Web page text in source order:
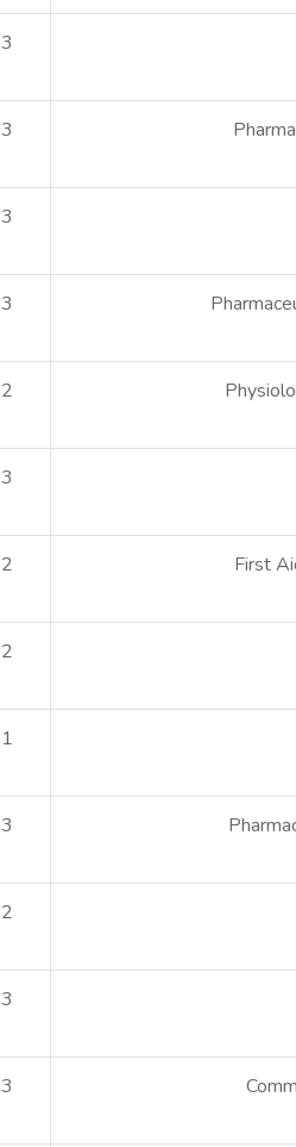
3
3
3
3
2
3
First
2
2
1
3
2
3
3